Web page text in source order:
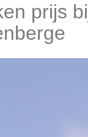
prijs